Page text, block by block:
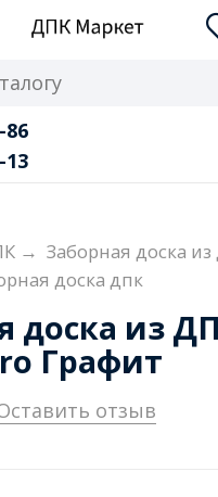
86
13
→ Заборная доска
доска дпк
доска из
Графит
отзыв